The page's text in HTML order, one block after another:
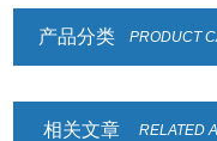
产品分类 PRODUCT
相关文章 RELATED